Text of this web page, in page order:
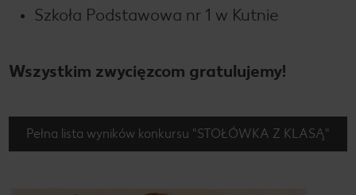
Szkoła Podstawowa nr 1 w Kutnie
Wszystkim zwycięzcom gratulujemy!
Pełna lista wyników konkursu "STOŁÓWKA Z KLASĄ"